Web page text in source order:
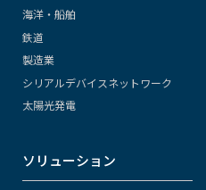
海洋・船舶
鉄道
製造業
シリアルデバイスネットワーク
太陽光発電
ソリューション